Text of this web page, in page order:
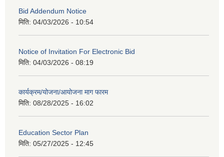
Bid Addendum Notice
मिति: 04/03/2026 - 10:54
Notice of Invitation For Electronic Bid
मिति: 04/03/2026 - 08:19
कार्यक्रम/योजना/आयोजना माग फारम
मिति: 08/28/2025 - 16:02
Education Sector Plan
मिति: 05/27/2025 - 12:45